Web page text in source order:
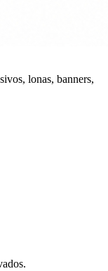
lonas, banners,